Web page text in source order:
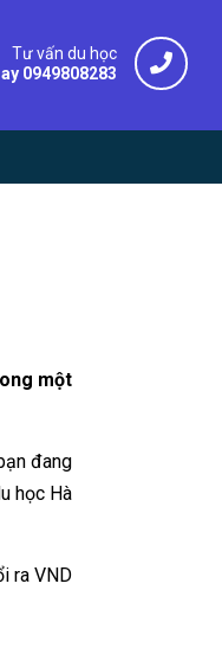
Tư vấn du học
0949808283
một
đang
học Hà
ra VND